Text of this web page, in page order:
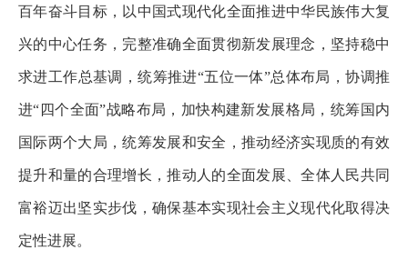
百年奋斗目标，以中国式现代化全面推进中华民族伟大复
兴的中心任务，完整准确全面贯彻新发展理念，坚持稳中
求进工作总基调，统筹推进“五位一体”总体布局，协调推
进“四个全面”战略布局，加快构建新发展格局，统筹国内
国际两个大局，统筹发展和安全，推动经济实现质的有效
提升和量的合理增长，推动人的全面发展、全体人民共同
富裕迈出坚实步伐，确保基本实现社会主义现代化取得决
定性进展。